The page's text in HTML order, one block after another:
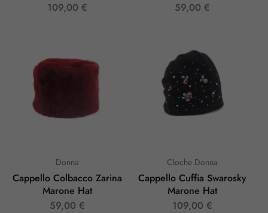
109,00 €
59,00 €
Donna
Cappello Colbacco Zarina
Marone Hat
59,00 €
Cloche Donna
Cappello Cuffia Swarosky
Marone Hat
109,00 €